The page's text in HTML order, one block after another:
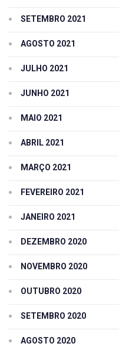
SETEMBRO 2021
AGOSTO 2021
JULHO 2021
JUNHO 2021
MAIO 2021
ABRIL 2021
MARÇO 2021
FEVEREIRO 2021
JANEIRO 2021
DEZEMBRO 2020
NOVEMBRO 2020
OUTUBRO 2020
SETEMBRO 2020
AGOSTO 2020